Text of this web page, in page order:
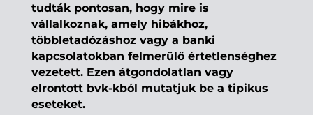
tudták pontosan, hogy mire is
vállalkoznak, amely hibákhoz,
többletadózáshoz vagy a banki
kapcsolatokban felmerülő értetlenséghez
vezetett. Ezen átgondolatlan vagy
elrontott bvk-kból mutatjuk be a tipikus
eseteket.